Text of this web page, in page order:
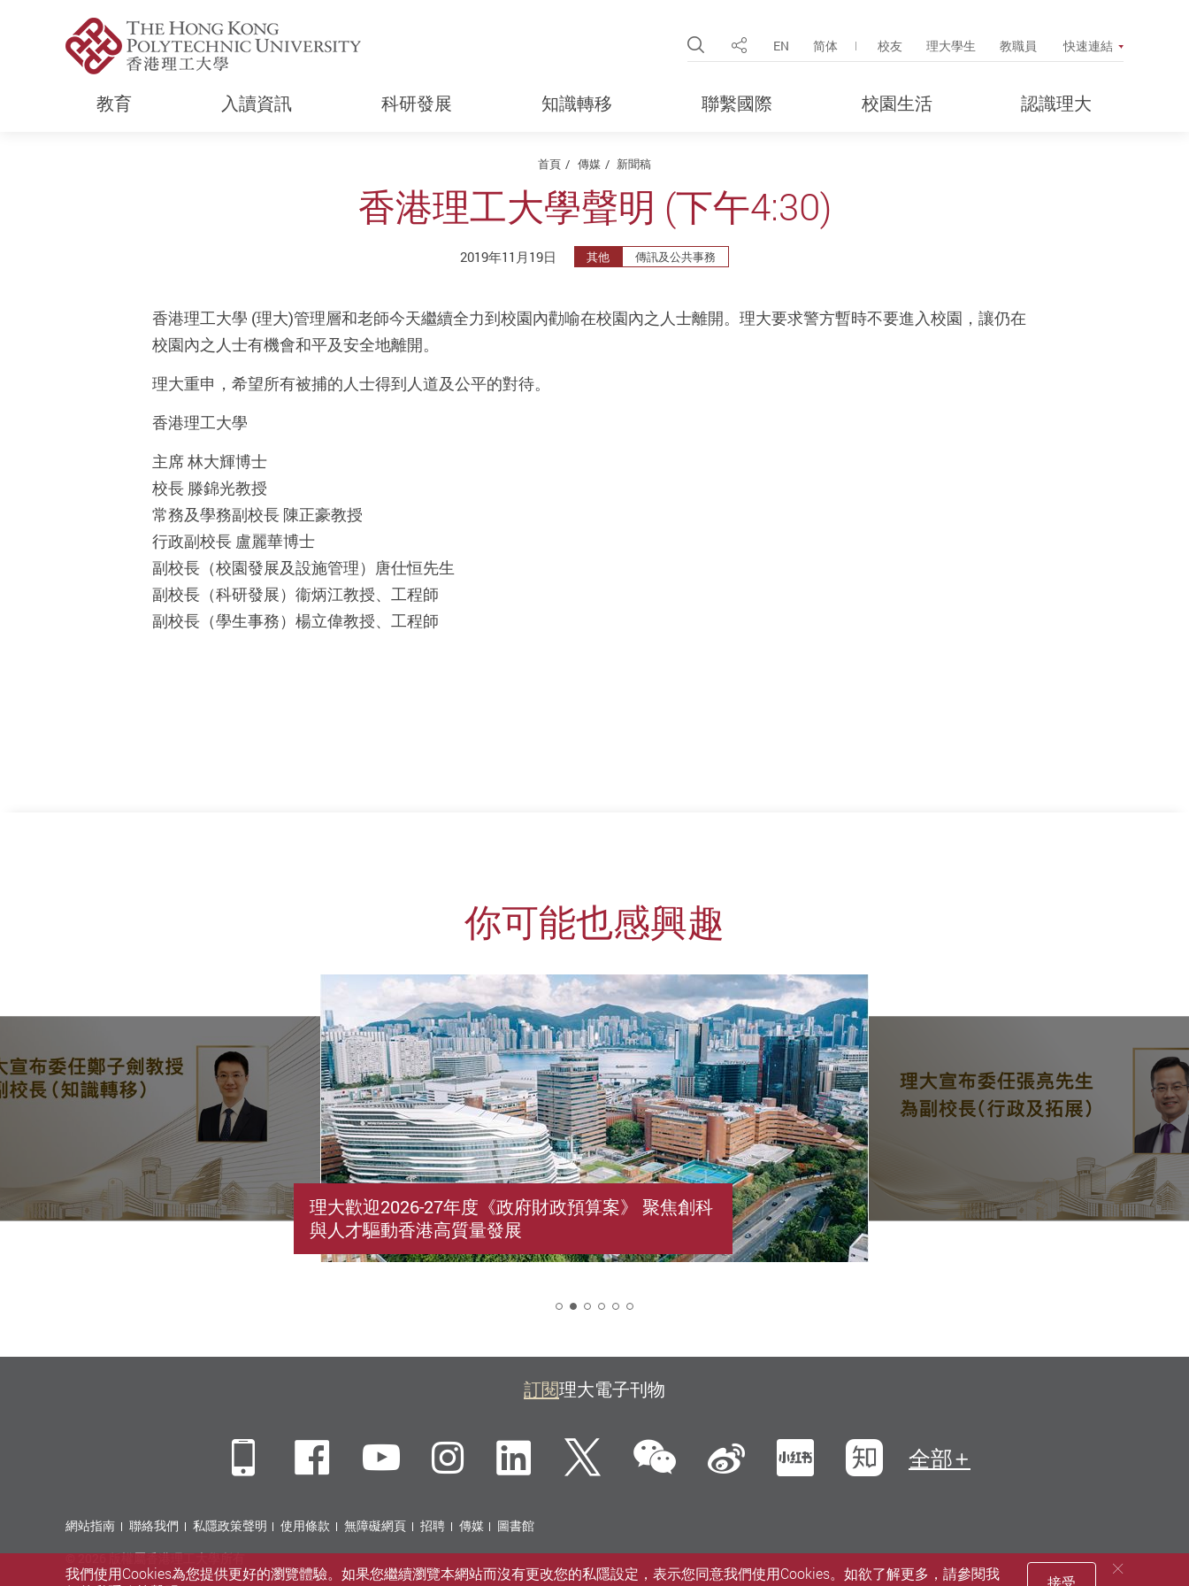
Open Site Search Popup
分享 EN 简体 校友 理大學生 教職員 快速連結
教育 入讀資訊 科研發展 知識轉移 聯繫國際 校園生活 認識理大
首頁 傳媒 新聞稿
香港理工大學聲明 (下午4:30)
2019年11月19日 其他 傳訊及公共事務
香港理工大學 (理大)管理層和老師今天繼續全力到校園內勸喻在校園內之人士離開。理大要求警方暫時不要進入校園，讓仍在
校園內之人士有機會和平及安全地離開。
理大重申，希望所有被捕的人士得到人道及公平的對待。
香港理工大學
主席 林大輝博士
校長 滕錦光教授
常務及學務副校長 陳正豪教授
行政副校長 盧麗華博士
副校長（校園發展及設施管理）唐仕恒先生
副校長（科研發展）衞炳江教授、工程師
副校長（學生事務）楊立偉教授、工程師
你可能也感興趣
理大歡迎2026-27年度《政府財政預算案》 聚焦創科
與人才驅動香港高質量發展
訂閱理大電子刊物
MobileFacebook
YouTubeInstagramLinkedIn
Twitter微信新浪微博
小紅書
知乎
全部
網站指南 聯絡我們 私隱政策聲明 使用條款 無障礙網頁 招聘 傳媒
圖書館
© 2026 版權屬香港理工大學所有
我們使用Cookies為您提供更好的瀏覽體驗。如果您繼續瀏覽本網站而沒有更改您的私隱設定，表示您同意我們使用Cookies。如欲了解更多，請參閱我
接受